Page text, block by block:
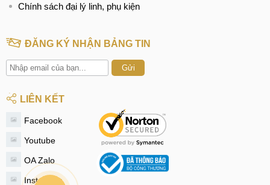
Chính sách đại lý linh, phụ kiện
ĐĂNG KÝ NHẬN BẢNG TIN
Gửi
LIÊN KẾT
Facebook
Youtube
OA Zalo
Instagram